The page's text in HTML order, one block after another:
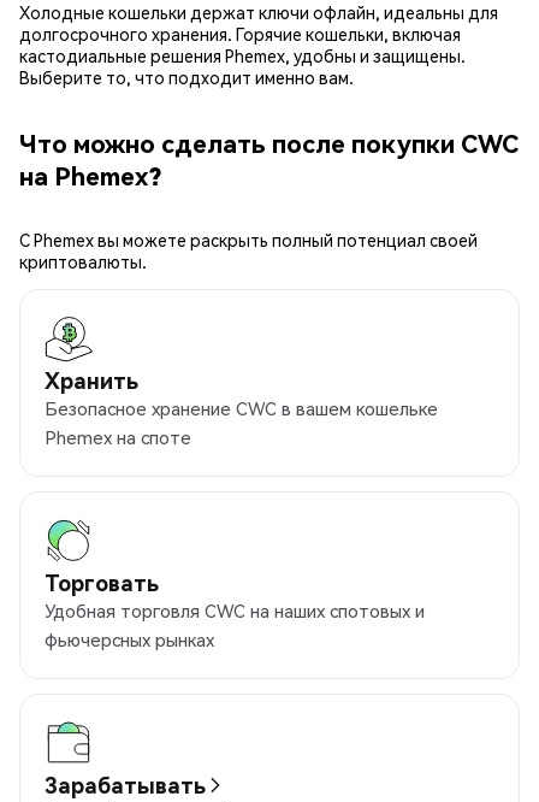
Холодные кошельки держат ключи офлайн, идеальны для
долгосрочного хранения. Горячие кошельки, включая
кастодиальные решения Phemex, удобны и защищены.
Выберите то, что подходит именно вам.
Что можно сделать после покупки CWC
на Phemex?
С Phemex вы можете раскрыть полный потенциал своей
криптовалюты.
Хранить
Безопасное хранение CWC в вашем кошельке
Phemex на споте
Торговать
Удобная торговля CWC на наших спотовых и
фьючерсных рынках
Зарабатывать